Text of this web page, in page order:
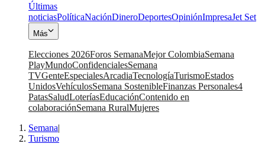
Últimas
noticiasPolíticaNaciónDineroDeportesOpiniónImpresaJet Set
Más
Elecciones 2026Foros SemanaMejor ColombiaSemana
PlayMundoConfidencialesSemana
TVGenteEspecialesArcadiaTecnologíaTurismoEstados
UnidosVehículosSemana SostenibleFinanzas Personales4
PatasSaludLoteríasEducaciónContenido en
colaboraciónSemana RuralMujeres
Semana|
Turismo